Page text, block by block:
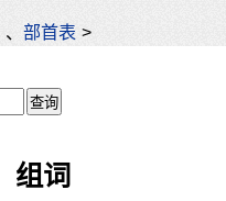
、部首表 >
组词